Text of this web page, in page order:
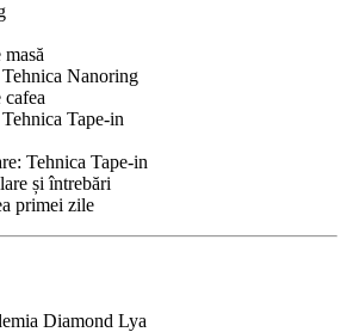
masă
Nanoring
cafea
Tape-in
Tehnica Tape-in
și întrebări
primei zile
Diamond Lya